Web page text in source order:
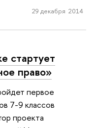
29 декабря 2014
стартует
право»
первое
7-9 классов
проекта